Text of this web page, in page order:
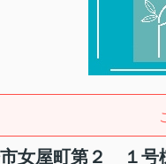
市女屋町第２ １